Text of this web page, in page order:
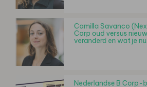
Camilla Savanco
Corp oud versus
veranderd en wat je
Nederlandse B Corp-